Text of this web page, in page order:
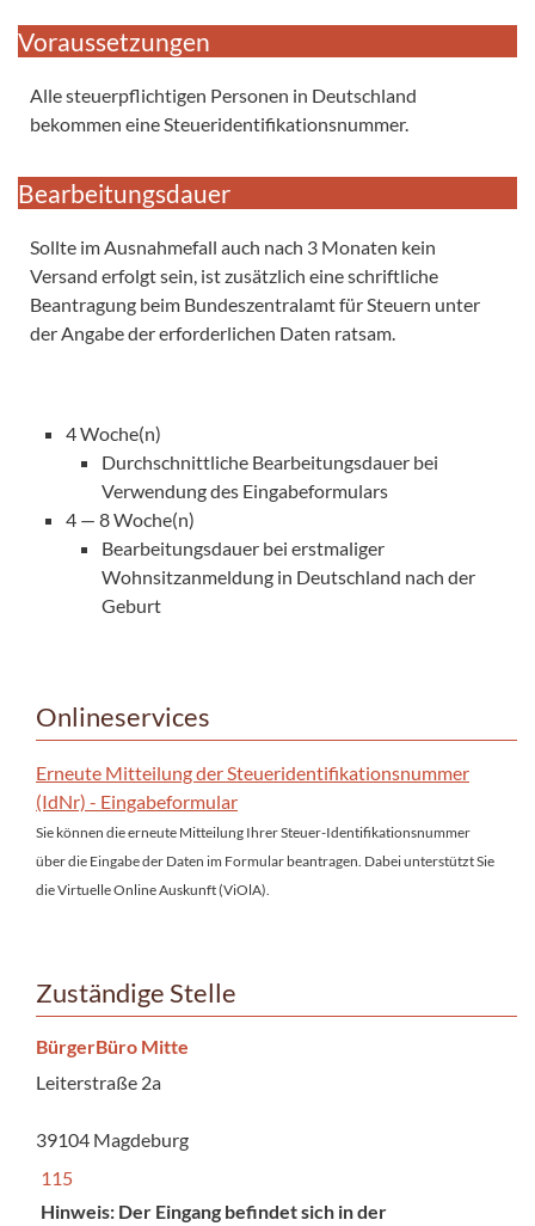
Voraussetzungen
Alle steuerpflichtigen Personen in Deutschland
bekommen eine Steueridentifikationsnummer.
Bearbeitungsdauer
Sollte im Ausnahmefall auch nach 3 Monaten kein
Versand erfolgt sein, ist zusätzlich eine schriftliche
Beantragung beim Bundeszentralamt für Steuern unter
der Angabe der erforderlichen Daten ratsam.
4 Woche(n)
Durchschnittliche Bearbeitungsdauer bei
Verwendung des Eingabeformulars
4 — 8 Woche(n)
Bearbeitungsdauer bei erstmaliger
Wohnsitzanmeldung in Deutschland nach der
Geburt
Onlineservices
Erneute Mitteilung der Steueridentifikationsnummer
(IdNr) - Eingabeformular
Sie können die erneute Mitteilung Ihrer Steuer-Identifikationsnummer
über die Eingabe der Daten im Formular beantragen. Dabei unterstützt Sie
die Virtuelle Online Auskunft (ViOlA).
Zuständige Stelle
BürgerBüro Mitte
Leiterstraße 2a
39104 Magdeburg
115
Hinweis: Der Eingang befindet sich in der